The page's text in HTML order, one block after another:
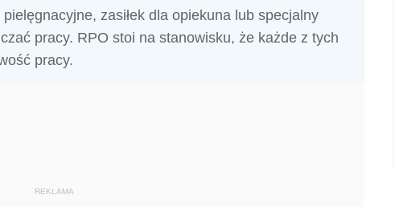
zasiłek dla opiekuna lub specjalny
pracy. RPO stoi na stanowisku, że każde z tych
pracy.
REKLAMA